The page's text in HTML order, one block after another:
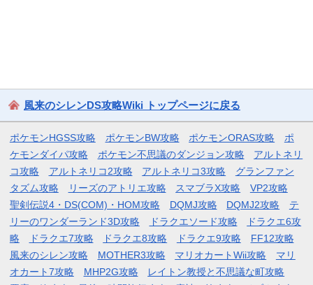
風来のシレンDS攻略Wiki トップページに戻る
ポケモンHGSS攻略 ポケモンBW攻略 ポケモンORAS攻略
ポ
ケモンダイパ攻略
ポケモン不思議のダンジョン攻略
アルトネリ
コ攻略
アルトネリコ2攻略 アルトネリコ3攻略
グランファン
タズム攻略
リーズのアトリエ攻略 スマブラX攻略
VP2攻略
聖剣伝説4・DS(COM)・HOM攻略
DQMJ攻略 DQMJ2攻略
テ
リーのワンダーランド3D攻略
ドラクエソード攻略
ドラクエ6攻
略
ドラクエ7攻略 ドラクエ8攻略 ドラクエ9攻略
FF12攻略
風来のシレン攻略
MOTHER3攻略 マリオカートWii攻略
マリ
オカート7攻略
MHP2G攻略
レイトン教授と不思議な町攻略